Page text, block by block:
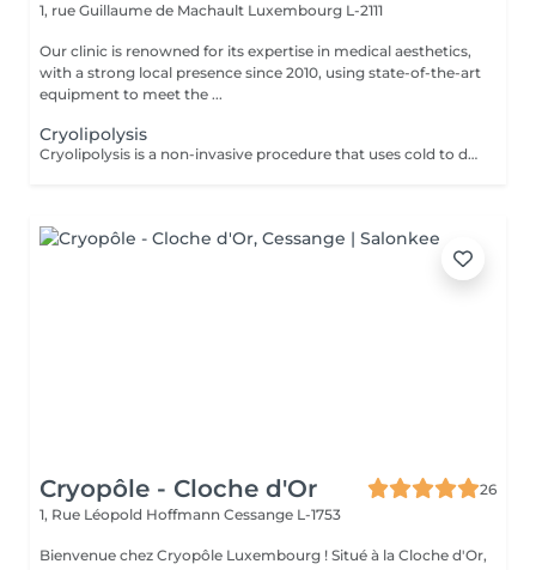
1, rue Guillaume de Machault Luxembourg L-2111
Our clinic is renowned for its expertise in medical aesthetics,
with a strong local presence since 2010, using state-of-the-art
equipment to meet the ...
Cryolipolysis
Cryolipolysis is a non-invasive procedure that uses cold to destroy localized fat cells. During the treatment, an applicator cools the fat cells to very low temperatures, causing them to crystallize and be gradually eliminated by the lymphatic system. Advantages: -Reduction of fat deposits resistant to exercise and diets. -Non-invasive procedure without surgery or anesthesia. Adaptability: -Cryolipolysis is suitable for all skin types. Contraindications: -Not recommended for pregnant women. During the first session, we will establish your goals together and determine the most suitable treatment for your skin. For any questions, contact us or book a free consultation appointment
Cryopôle - Cloche d'Or
26
1, Rue Léopold Hoffmann Cessange L-1753
Bienvenue chez Cryopôle Luxembourg ! Situé à la Cloche d'Or,